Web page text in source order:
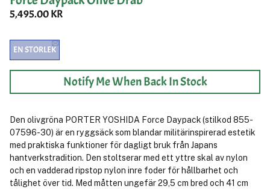
5,495.00 KR
EN STORLEK
Notify Me When Back In Stock
Den olivgröna PORTER YOSHIDA Force Daypack (stilkod 855-
07596-30) är en ryggsäck som blandar militärinspirerad estetik
med praktiska funktioner för dagligt bruk från Japans
hantverkstradition. Den stoltserar med ett yttre skal av nylon
och en vadderad ripstop nylon inre foder för hållbarhet och
tålighet över tid. Med måtten ungefär 29,5 cm bred och 41 cm